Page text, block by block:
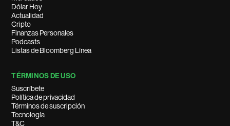
Dólar Hoy
Actualidad
Cripto
Finanzas Personales
Podcasts
Listas de Bloomberg Línea
TÉRMINOS DE USO
Suscríbete
Política de privacidad
Términos de suscripción
Tecnología
T&C